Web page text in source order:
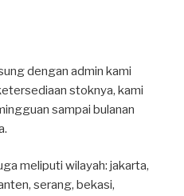
dengan admin kami
stoknya, kami
sampai bulanan
meliputi wilayah: jakarta,
serang, bekasi,